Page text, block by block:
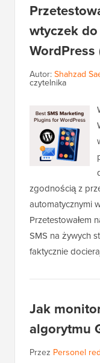
wtyczek
Autor:Shahzad
czytelnika
zgodnością z
automatycznymi
Przetestowałem
SMS na żywych
faktycznie
Jak
algorytmu
Przez Personel